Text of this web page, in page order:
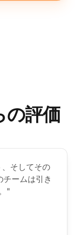
の評価
そしてその
ームは引き
"